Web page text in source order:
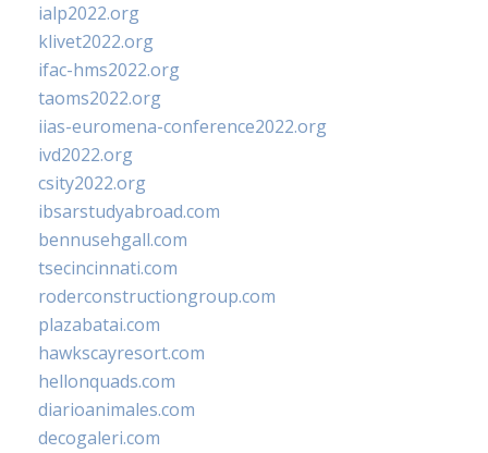
ialp2022.org
klivet2022.org
ifac-hms2022.org
taoms2022.org
iias-euromena-conference2022.org
ivd2022.org
csity2022.org
ibsarstudyabroad.com
bennusehgall.com
tsecincinnati.com
roderconstructiongroup.com
plazabatai.com
hawkscayresort.com
hellonquads.com
diarioanimales.com
decogaleri.com